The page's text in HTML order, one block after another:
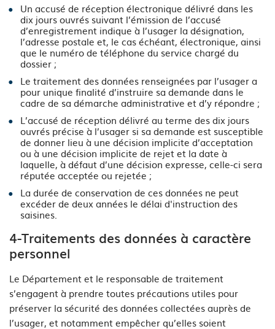
Un accusé de réception électronique délivré dans les
dix jours ouvrés suivant l’émission de l’accusé
d’enregistrement indique à l’usager la désignation,
l’adresse postale et, le cas échéant, électronique, ainsi
que le numéro de téléphone du service chargé du
dossier ;
Le traitement des données renseignées par l’usager a
pour unique finalité d’instruire sa demande dans le
cadre de sa démarche administrative et d’y répondre ;
L’accusé de réception délivré au terme des dix jours
ouvrés précise à l’usager si sa demande est susceptible
de donner lieu à une décision implicite d’acceptation
ou à une décision implicite de rejet et la date à
laquelle, à défaut d’une décision expresse, celle-ci sera
réputée acceptée ou rejetée ;
La durée de conservation de ces données ne peut
excéder de deux années le délai d'instruction des
saisines.
4-Traitements des données à caractère
personnel
Le Département et le responsable de traitement
s’engagent à prendre toutes précautions utiles pour
préserver la sécurité des données collectées auprès de
l’usager, et notamment empêcher qu’elles soient